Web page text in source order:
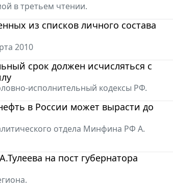
в третьем чтении.
из списков личного состава
2010
срок должен исчисляться с
исполнительный кодексы РФ.
в России может вырасти до
отдела Минфина РФ А.
на пост губернатора